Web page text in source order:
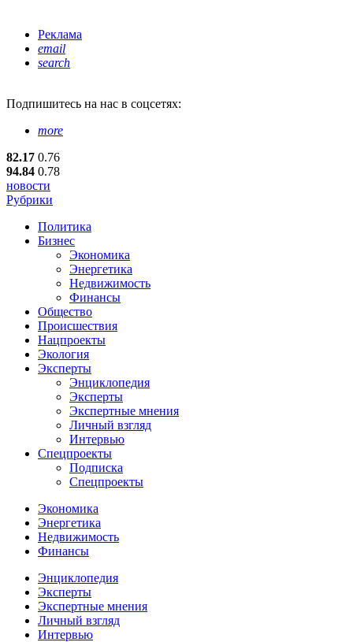
Реклама
email
search
Подпишитесь на нас в соцсетях:
more
82.17 0.76
94.84 0.78
новости
Рубрики
Политика
Бизнес
Экономика
Энергетика
Недвижимость
Финансы
Общество
Происшествия
Нацпроекты
Экология
Эксперты
Энциклопедия
Эксперты
Экспертные мнения
Личный взгляд
Интервью
Спецпроекты
Подписка
Спецпроекты
Экономика
Энергетика
Недвижимость
Финансы
Энциклопедия
Эксперты
Экспертные мнения
Личный взгляд
Интервью